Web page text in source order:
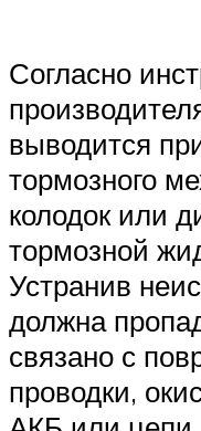
Согласно
выводится
тормозного
колодок или
тормозной
Устранив
должна
связано с
проводки,